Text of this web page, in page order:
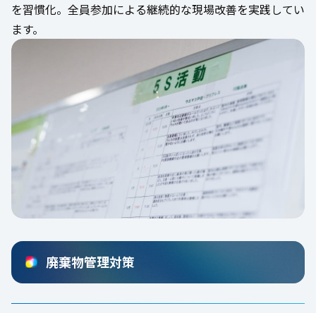
を習慣化。全員参加による継続的な現場改善を実践してい
ます。
廃棄物管理対策